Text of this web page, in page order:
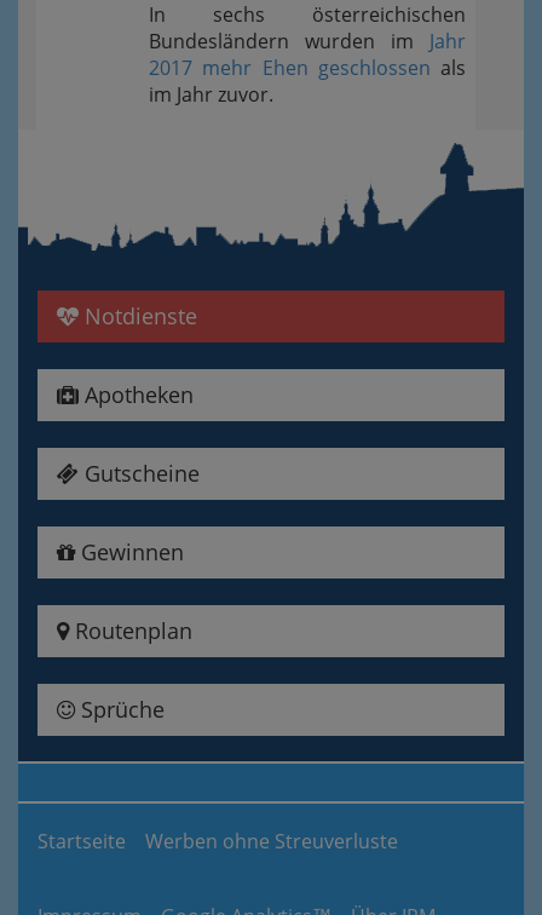
In sechs österreichischen
Bundesländern wurden im Jahr
2017 mehr Ehen geschlossen als
im Jahr zuvor.
Notdienste
Apotheken
Gutscheine
Gewinnen
Routenplan
Sprüche
Startseite Werben ohne Streuverluste